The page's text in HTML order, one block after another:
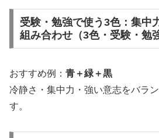
受験・勉強で使う3色：集中
組み合わせ（3色・受験・勉強
おすすめ例： 青＋緑＋黒
冷静さ・集中力・強い意志をバラ
す。